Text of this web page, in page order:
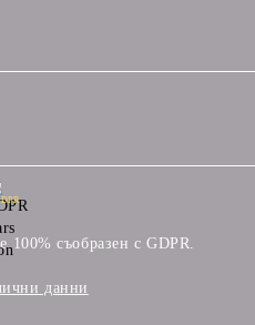
100% съобразен с GDPR.
данни